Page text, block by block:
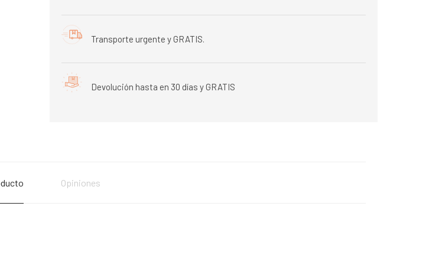
Transporte urgente y GRATIS.
Devolución hasta en 30 días y GRATIS
Opiniones